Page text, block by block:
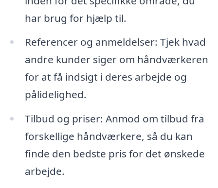
har brug for hjælp til.
Referencer og anmeldelser: Tjek hvad
andre kunder siger om håndværkeren
for at få indsigt i deres arbejde og
pålidelighed.
Tilbud og priser: Anmod om tilbud fra
forskellige håndværkere, så du kan
finde den bedste pris for det ønskede
arbejde.